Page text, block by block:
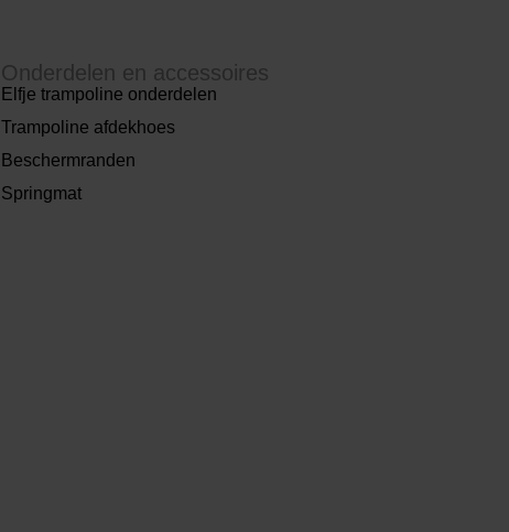
Onderdelen en accessoires
Elfje trampoline onderdelen
Trampoline afdekhoes
Beschermranden
Springmat